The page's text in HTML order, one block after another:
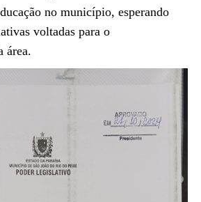
no município, esperando
voltadas para o
área.